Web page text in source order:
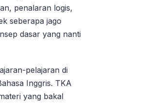
penalaran logis,
seberapa jago
dasar yang nanti
pelajaran di
Inggris. TKA
yang bakal